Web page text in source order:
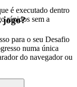
é executado dentro
rápidos sem a
jogo?
para o seu Desafio
numa única
do navegador ou